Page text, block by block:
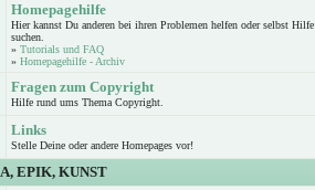
Homepagehilfe
Hier kannst Du anderen bei ihren Problemen helfen oder selbst Hilfe
suchen.
» Tutorials und FAQ
» Homepagehilfe - Archiv
Fragen zum Copyright
Hilfe rund ums Thema Copyright.
Links
Stelle Deine oder andere Homepages vor!
EPIK, KUNST